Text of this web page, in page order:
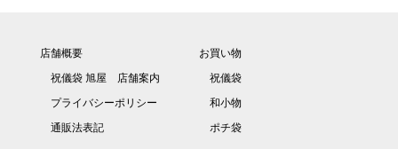
店舗概要
祝儀袋 旭屋 店舗案内
プライバシーポリシー
通販法表記
お買い物
祝儀袋
和小物
ポチ袋